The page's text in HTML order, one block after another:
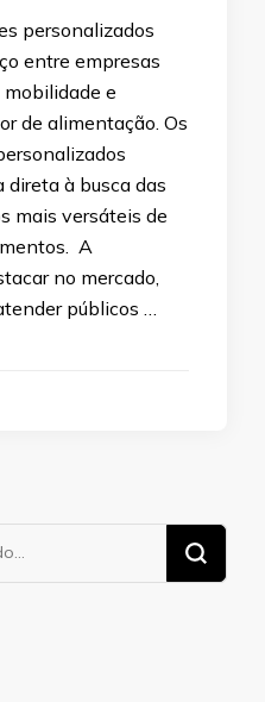
personalizados
entre empresas
mobilidade e
de alimentação. Os
direta à busca das
mais versáteis de
A
no mercado,
públicos …